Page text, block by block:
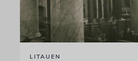
LITAUEN